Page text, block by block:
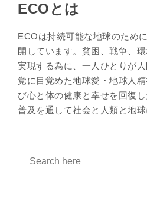
ECOとは
ECOは持続可能な地球のため
開しています。貧困、戦争、
実現する為に、一人ひとりが
覚に目覚めた地球愛・地球人
び心と体の健康と幸せを回復
普及を通して社会と人類と地球